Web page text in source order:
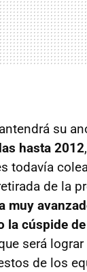
su
hasta 2012
todavía
de la
muy
la cúspide
será
de los